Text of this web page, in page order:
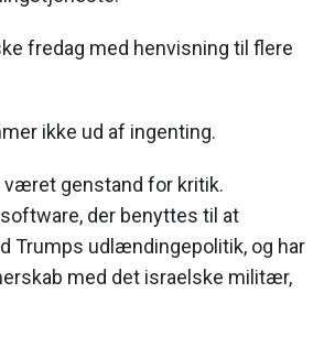
fredag med henvisning til flere
ikke ud af ingenting.
været genstand for kritik.
der benyttes til at
Trumps udlændingepolitik, og har
med det israelske militær,